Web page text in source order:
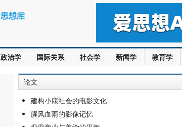
政治学 国际关系 社会学 新闻学 教育学
论文
建构小康社会的电影文化
腥风血雨的影像记忆